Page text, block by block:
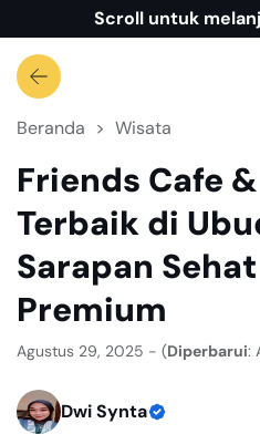
Scroll untuk
Beranda Wisata
Friends Cafe
Terbaik di
Sarapan
Premium
Agustus 29, 2025 - (Diperbarui:
Dwi Synta